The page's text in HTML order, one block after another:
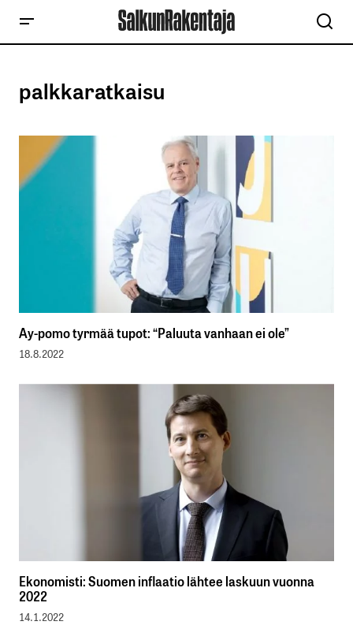
palkkaratkaisu
Ay-pomo tyrmää tupot: “Paluuta vanhaan ei ole”
18.8.2022
Ekonomisti: Suomen inflaatio lähtee laskuun vuonna
2022
14.1.2022